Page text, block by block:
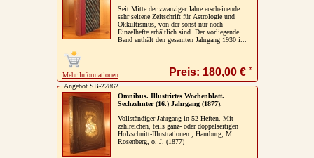
Seit Mitte der zwanziger Jahre erscheinende
sehr seltene Zeitschrift für Astrologie und
Okkultismus, von der sonst nur noch
Einzelhefte erhältlich sind. Der vorliegende
Band enthält den gesamten Jahrgang 1930 i...
Mehr Informationen Preis: 180,00 € *
Angebot SB-22862
Omnibus. Illustrirtes Wochenblatt.
Sechzehnter (16.) Jahrgang (1877).
Vollständiger Jahrgang in 52 Heften. Mit
zahlreichen, teils ganz- oder doppelseitigen
Holzschnitt-Illustrationen., Hamburg, M.
Rosenberg, o. J. (1877)